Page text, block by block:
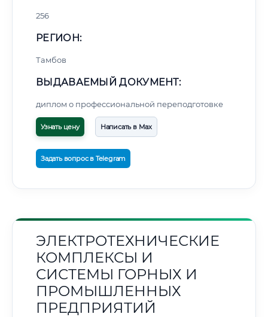
256
РЕГИОН:
Тамбов
ВЫДАВАЕМЫЙ ДОКУМЕНТ:
диплом о профессиональной переподготовке
Узнать цену Написать в Max
Задать вопрос в Telegram
ЭЛЕКТРОТЕХНИЧЕСКИЕ
КОМПЛЕКСЫ И
СИСТЕМЫ ГОРНЫХ И
ПРОМЫШЛЕННЫХ
ПРЕДПРИЯТИЙ